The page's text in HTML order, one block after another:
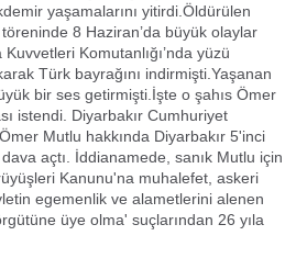
yaşamalarını yitirdi.Öldürülen
8 Haziran’da büyük olaylar
Kuvvetleri Komutanlığı’nda yüzü
Türk bayrağını indirmişti.Yaşanan
bir ses getirmişti.İşte o şahıs Ömer
istendi. Diyarbakır Cumhuriyet
Mutlu hakkında Diyarbakır 5'inci
açtı. İddianamede, sanık Mutlu için
Kanunu'na muhalefet, askeri
egemenlik ve alametlerini alenen
üye olma' suçlarından 26 yıla